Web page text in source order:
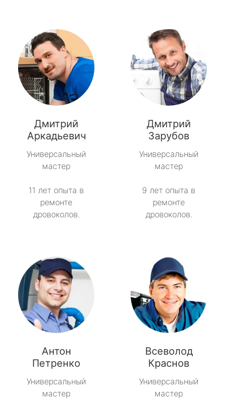
Дмитрий
Аркадьевич
Универсальный
мастер
11 лет опыта в
ремонте
дровоколов.
Дмитрий
Зарубов
Универсальный
мастер
9 лет опыта в
ремонте
дровоколов.
Антон
Петренко
Универсальный
мастер
Всеволод
Краснов
Универсальный
мастер